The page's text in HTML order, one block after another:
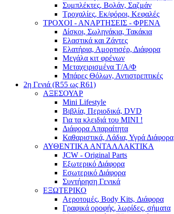
Συμπλέκτες, Βολάν, Σαζμάν
Τροχαλίες, Εκ/φόροι, Κεφαλές
ΤΡΟΧΟΙ - ΑΝΑΡΤΗΣΕΙΣ - ΦΡΕΝΑ
Δίσκοι, Σωληνάκια, Τακάκια
Ελαστικά και Ζάντες
Ελατήρια, Αμορτισέρ, Διάφορα
Μεγάλα κιτ φρένων
Μεταχειρισμένα Τ/Α/Φ
Μπάρες Θόλων, Αντιστρεπτικές
2η Γενιά (R55 ως R61)
ΑΞΕΣΟΥΑΡ
Mini Lifestyle
Βιβλία, Περιοδικά, DVD
Για τα κλειδιά του MINI !
Διάφορα Απαραίτητα
Καθαριστικά, Λάδια, Υγρά Διάφορα
ΑΥΘΕΝΤΙΚΑ ΑΝΤΑΛΛΑΚΤΙΚΑ
JCW - Original Parts
Εξωτερικό Διάφορα
Εσωτερικό Διάφορα
Συντήρηση Γενικά
ΕΞΩΤΕΡΙΚΟ
Αεροτομές, Body Kits, Διάφορα
Γραφικά οροφής, λωρίδες, σήματα